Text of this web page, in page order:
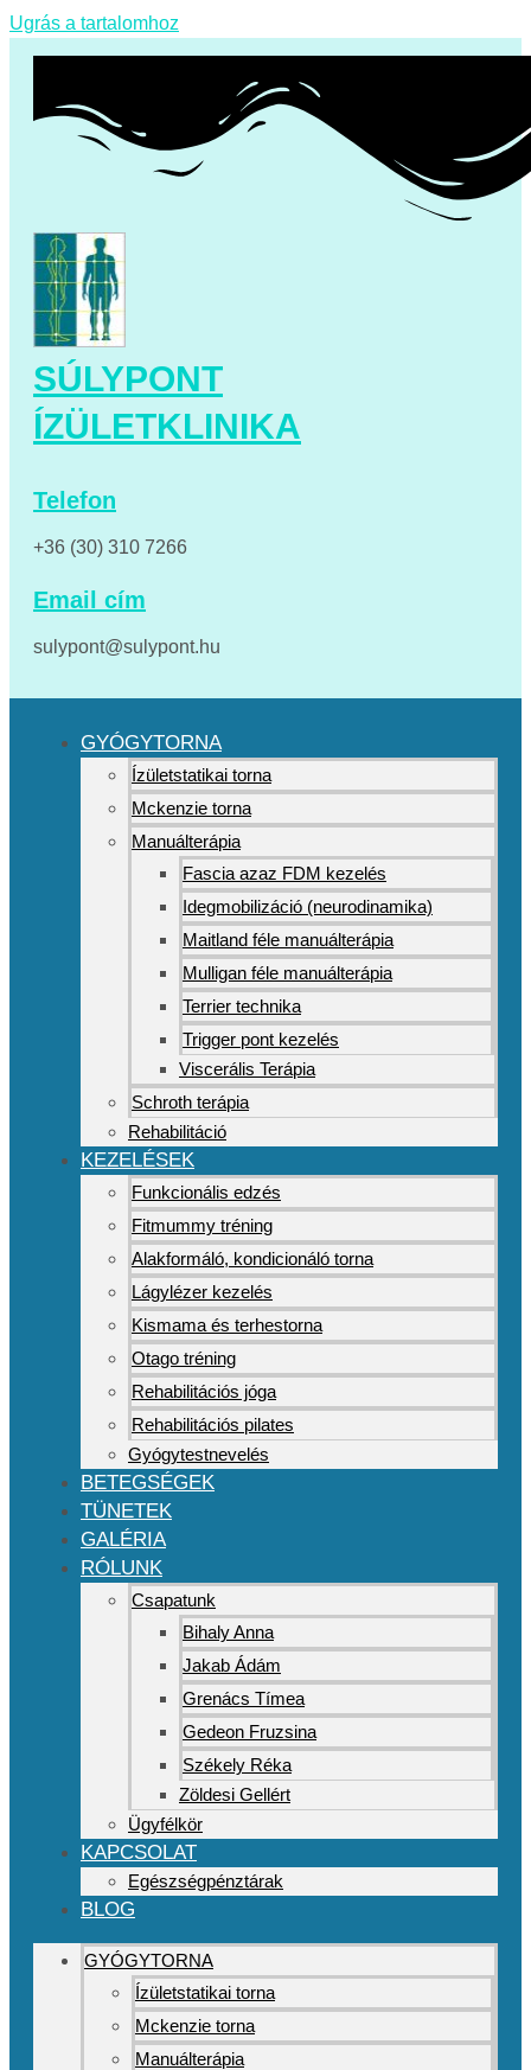
Ugrás a tartalomhoz
SÚLYPONT
ÍZÜLETKLINIKA
Telefon
+36 (30) 310 7266
Email cím
sulypont@sulypont.hu
GYÓGYTORNA
Ízületstatikai torna
Mckenzie torna
Manuálterápia
Fascia azaz FDM kezelés
Idegmobilizáció (neurodinamika)
Maitland féle manuálterápia
Mulligan féle manuálterápia
Terrier technika
Trigger pont kezelés
Viscerális Terápia
Schroth terápia
Rehabilitáció
KEZELÉSEK
Funkcionális edzés
Fitmummy tréning
Alakformáló, kondicionáló torna
Lágylézer kezelés
Kismama és terhestorna
Otago tréning
Rehabilitációs jóga
Rehabilitációs pilates
Gyógytestnevelés
BETEGSÉGEK
TÜNETEK
GALÉRIA
RÓLUNK
Csapatunk
Bihaly Anna
Jakab Ádám
Grenács Tímea
Gedeon Fruzsina
Székely Réka
Zöldesi Gellért
Ügyfélkör
KAPCSOLAT
Egészségpénztárak
BLOG
GYÓGYTORNA
Ízületstatikai torna
Mckenzie torna
Manuálterápia